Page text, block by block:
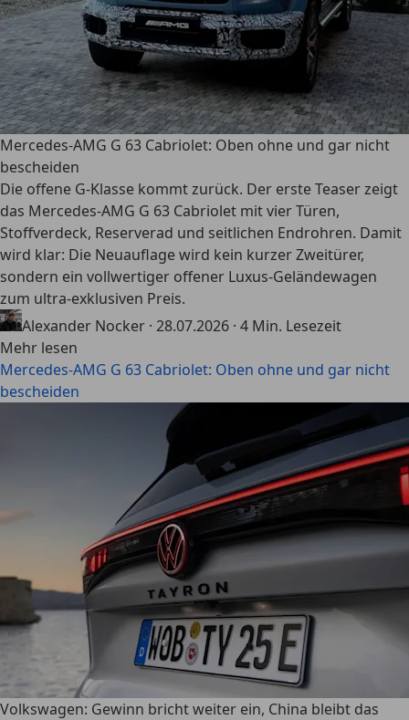
Mercedes-AMG G 63 Cabriolet: Oben ohne und gar nicht
bescheiden
Die offene G-Klasse kommt zurück. Der erste Teaser zeigt
das Mercedes-AMG G 63 Cabriolet mit vier Türen,
Stoffverdeck, Reserverad und seitlichen Endrohren. Damit
wird klar: Die Neuauflage wird kein kurzer Zweitürer,
sondern ein vollwertiger offener Luxus-Geländewagen
zum ultra-exklusiven Preis.
Alexander Nocker · 28.07.2026 · 4 Min. Lesezeit
Mehr lesen
Mercedes-AMG G 63 Cabriolet: Oben ohne und gar nicht
bescheiden
Volkswagen: Gewinn bricht weiter ein, China bleibt das